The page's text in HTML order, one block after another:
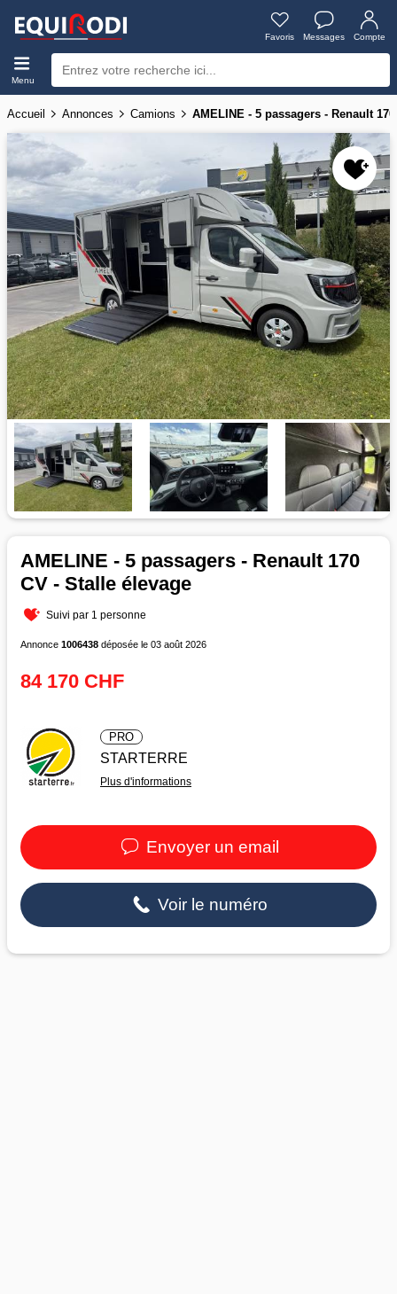
Favoris Messages Compte
Menu
Accueil Annonces Camions AMELINE - 5 passagers - Renault
AMELINE - 5 passagers - Renault 170
CV - Stalle élevage
Suivi par 1 personne
Annonce 1006438 déposée le 03 août 2026
84 170 CHF
PRO
STARTERRE
Plus d'informations
Envoyer un email
Voir le numéro